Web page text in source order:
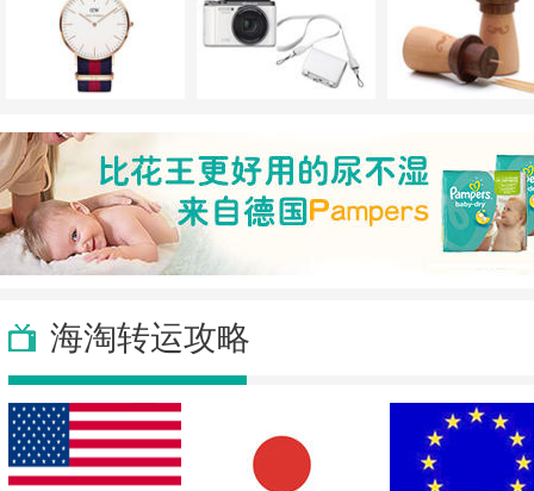
海淘转运攻略